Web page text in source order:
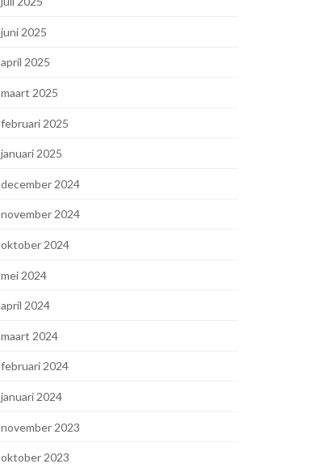
juni 2025
april 2025
maart 2025
februari 2025
januari 2025
december 2024
november 2024
oktober 2024
mei 2024
april 2024
maart 2024
februari 2024
januari 2024
november 2023
oktober 2023